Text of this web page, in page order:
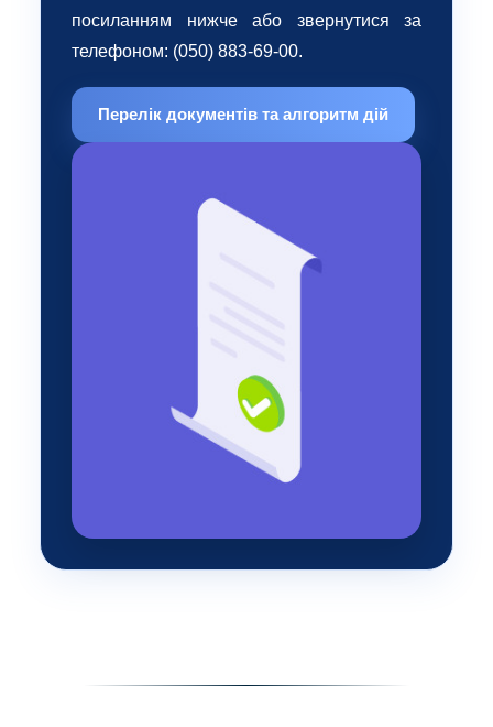
посиланням нижче або звернутися за
телефоном: (050) 883-69-00.
Перелік документів та алгоритм дій